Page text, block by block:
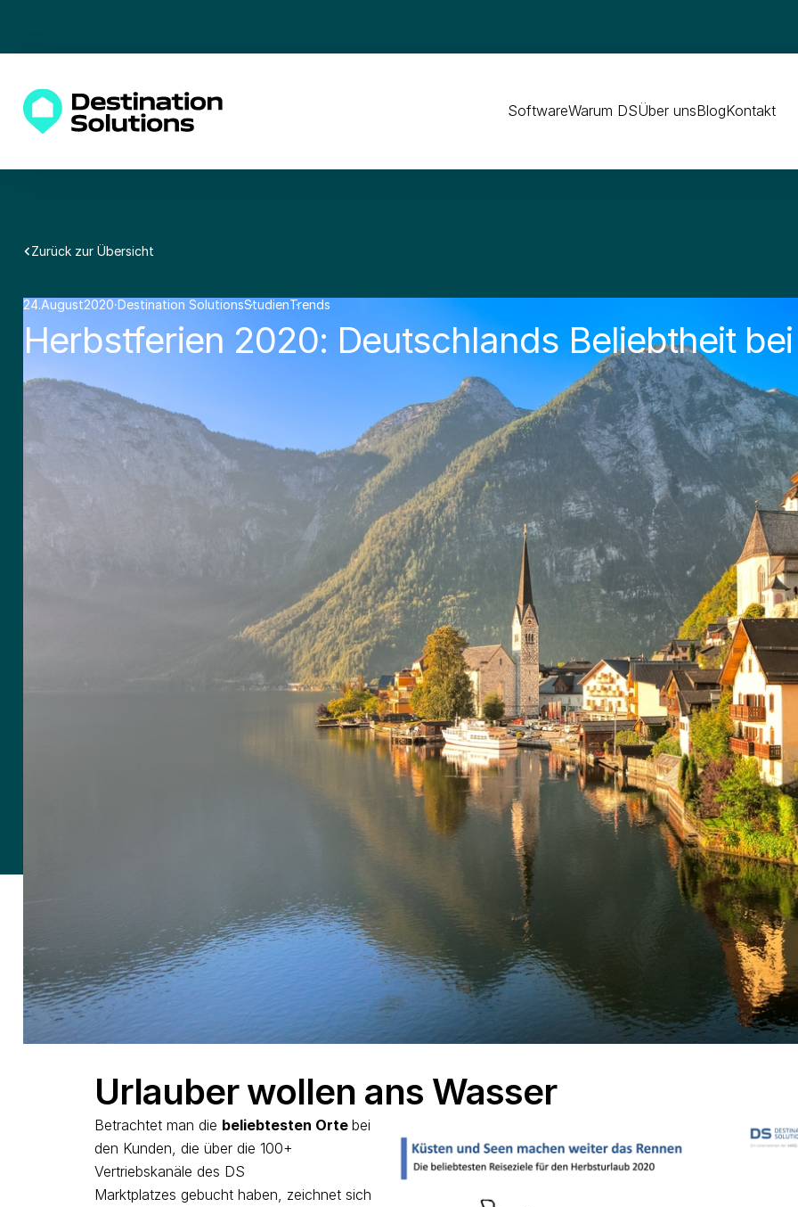
SoftwareWarum DSÜber unsBlogKontakt
Zurück zur Übersicht
24.August2020·Destination Solutions ·
Studien ·
Trends
Herbstferien 2020: Deutschlands Beliebtheit
Urlauber wollen ans Wasser
Betrachtet man die beliebtesten Orte bei
den Kunden, die über die 100+
Vertriebskanäle des DS
Marktplatzes gebucht haben, zeichnet sich